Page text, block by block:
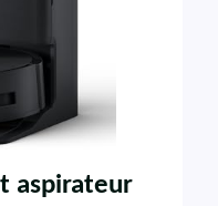
aspirateur